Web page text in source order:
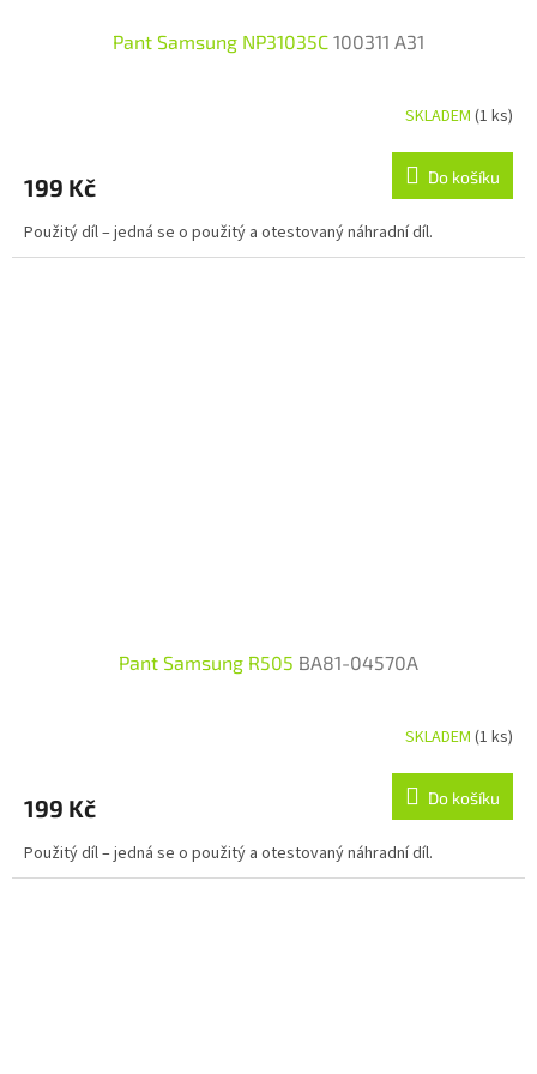
Pant Samsung NP31035C 100311 A31
SKLADEM (1 ks)
199 Kč Do košíku
Použitý díl – jedná se o použitý a otestovaný náhradní díl.
Pant Samsung R505 BA81-04570A
SKLADEM (1 ks)
199 Kč Do košíku
Použitý díl – jedná se o použitý a otestovaný náhradní díl.